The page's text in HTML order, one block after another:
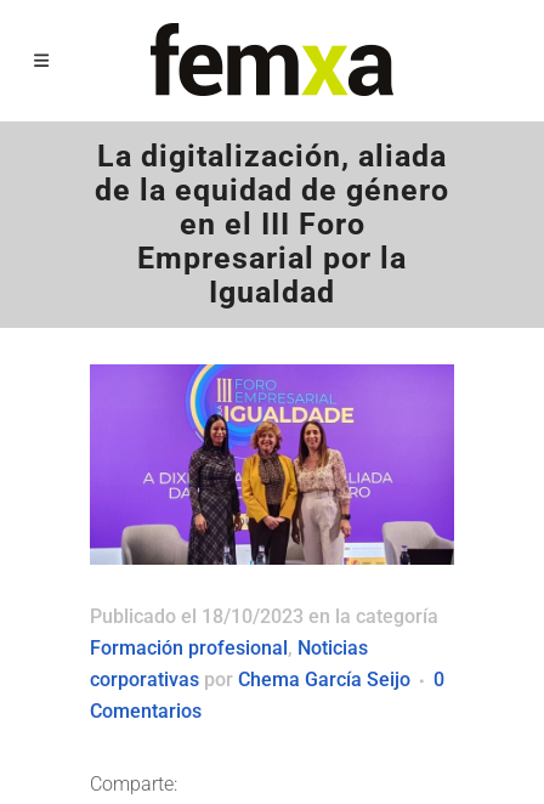
La digitalización, aliada
de la equidad de género
en el III Foro
Empresarial por la
Igualdad
Publicado el 18/10/2023 en la categoría
Formación profesional, Noticias
corporativas por Chema García Seijo
0
Comentarios
Comparte: